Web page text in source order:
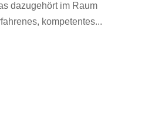
dazugehört im Raum
kompetentes...